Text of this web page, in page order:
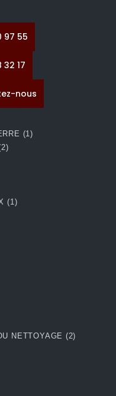
(1)
(1)
NETTOYAGE (2)
97 55
32 17
nous